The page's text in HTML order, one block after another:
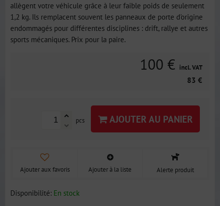
allègent votre véhicule grâce à leur faible poids de seulement
1,2 kg. Ils remplacent souvent les panneaux de porte d'origine
endommagés pour différentes disciplines : drift, rallye et autres
sports mécaniques. Prix pour la paire.
100 € incl. VAT
83 €
pcs AJOUTER AU PANIER
Ajouter aux favoris Ajouter à la liste Alerte produit
Disponibilité: En stock